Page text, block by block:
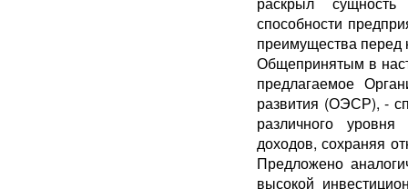
способности
преимущества перед
Общепринятым в
предлагаемое
развития (ОЭСР), -
различного
доходов, сохраняя
Предложено
высокой